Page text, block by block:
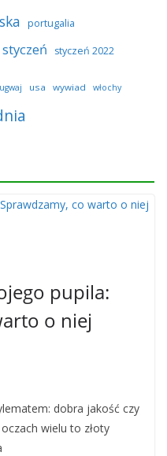
portugalia
styczeń styczeń 2022
usa wywiad włochy
pupila:
o niej
dobra jakość czy
wielu to złoty